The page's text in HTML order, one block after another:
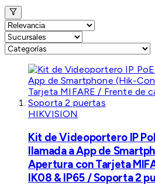
HIKVISION
Kit de Videoportero IP
llamada a App de
Apertura con Tarjeta
IK08 & IP65 / Soporta 2